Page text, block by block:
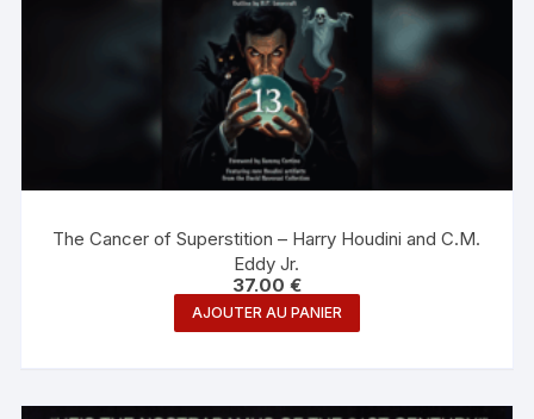
The Cancer of Superstition – Harry Houdini and C.M.
Eddy Jr.
37.00 €
AJOUTER AU PANIER